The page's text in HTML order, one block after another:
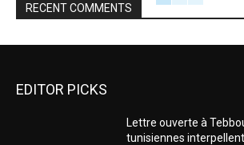
RECENT COMMENTS
EDITOR PICKS
Lettre ouverte à
tunisiennes